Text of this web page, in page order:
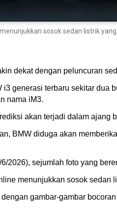
sosok sedan listrik
dekat dengan peluncuran
i3 generasi terbaru sekitar dua
nama iM3.
akan terjadi dalam ajang
BMW diduga akan
6/2026), sejumlah foto yang
menunjukkan sosok sedan
gambar-gambar